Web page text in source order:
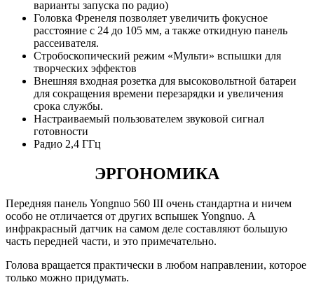
варианты запуска по радио)
Головка Френеля позволяет увеличить фокусное
расстояние с 24 до 105 мм, а также откидную панель
рассеивателя.
Стробоскопический режим «Мульти» вспышки для
творческих эффектов
Внешняя входная розетка для высоковольтной батареи
для сокращения времени перезарядки и увеличения
срока службы.
Настраиваемый пользователем звуковой сигнал
готовности
Радио 2,4 ГГц
ЭРГОНОМИКА
Передняя панель Yongnuo 560 III очень стандартна и ничем
особо не отличается от других вспышек Yongnuo. А
инфракрасный датчик на самом деле составляют большую
часть передней части, и это примечательно.
Голова вращается практически в любом направлении, которое
только можно придумать.